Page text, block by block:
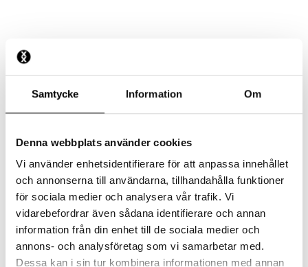
Samtycke Information Om
Denna webbplats använder cookies
Vi använder enhetsidentifierare för att anpassa innehållet
och annonserna till användarna, tillhandahålla funktioner
för sociala medier och analysera vår trafik. Vi
vidarebefordrar även sådana identifierare och annan
information från din enhet till de sociala medier och
annons- och analysföretag som vi samarbetar med.
Dessa kan i sin tur kombinera informationen med annan